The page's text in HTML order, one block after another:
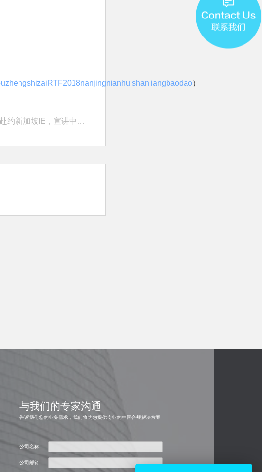
）
坡IE，宣讲中国电子商务支持政策。
与我们的专家沟通
告诉我们您的业务需求，我们将为您提供专业的中国合规解决方案
公司名称
公司邮箱